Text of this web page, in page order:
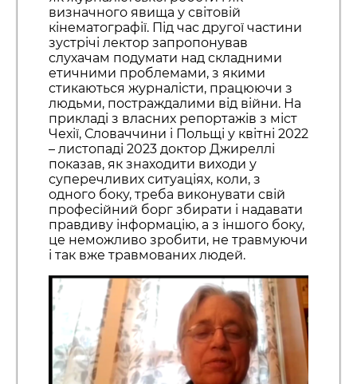
визначного явища у світовій
кінематографії. Під час другої частини
зустрічі лектор запропонував
слухачам подумати над складними
етичними проблемами, з якими
стикаються журналісти, працюючи з
людьми, постраждалими від війни. На
прикладі з власних репортажів з міст
Чехії, Словаччини і Польщі у квітні 2022
– листопаді 2023 доктор Джиреллі
показав, як знаходити виходи у
суперечливих ситуаціях, коли, з
одного боку, треба виконувати свій
професійний борг збирати і надавати
правдиву інформацію, а з іншого боку,
це неможливо зробити, не травмуючи
і так вже травмованих людей.